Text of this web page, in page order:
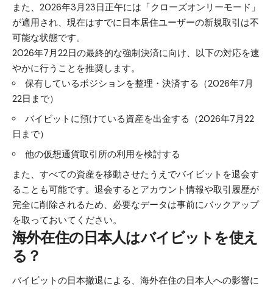
また、2026年3月23日正午には「クローズオンリーモード」
が適用され、現在はすでに日本居住ユーザーの新規取引は不
可能な状態です。
2026年7月22日の最終的な強制決済に向け、以下の対応を速
やかに行うことを推奨します。
保有しているポジションを整理・決済する（2026年7月
22日まで）
バイビットに預けている資産を出金する（2026年7月22
日まで）
他の仮想通貨取引所の利用を検討する
また、すべての資産を移動させたうえでバイビットを退会す
ることも可能です。退会するとアカウント情報や取引履歴が
完全に削除されるため、必要なデータは事前にバックアップ
を取っておいてください。
海外在住の日本人はバイビットを使え
る？
バイビットの日本撤退による、海外在住の日本人への影響に